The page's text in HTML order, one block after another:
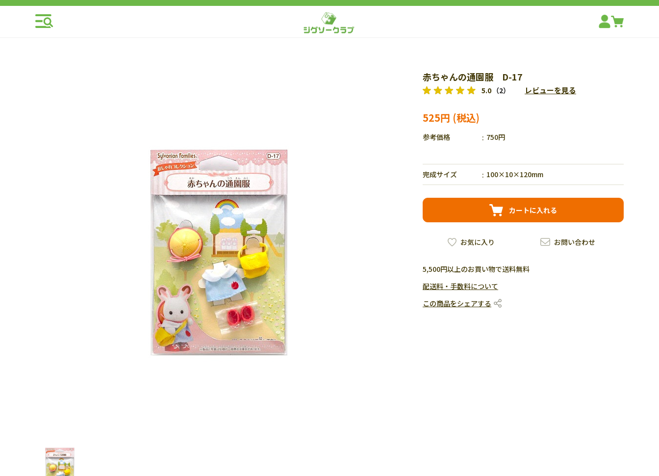
赤ちゃんの通園服 D-17
5.0 （2） レビューを見る
525円
参考価格 750円
完成サイズ 100×10×120mm
カートに入れる
お問い合わせ
お気に入り
5,500円以上のお買い物で送料無料
配送料・手数料について
この商品をシェアする